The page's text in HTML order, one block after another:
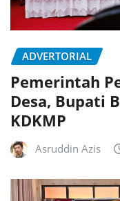
ADVERTORIAL
Pemerintah
Desa, Bupati
KDKMP
Asruddin Azis